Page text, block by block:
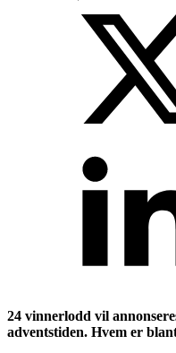
24 vinnerlodd vil
adventstiden. Hvem er